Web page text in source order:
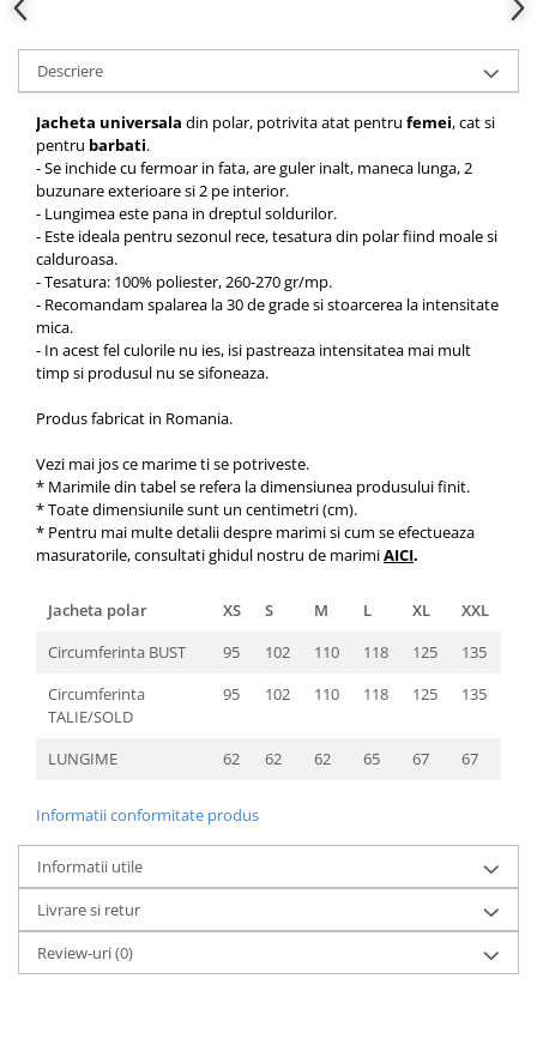
Descriere
Jacheta universala din polar, potrivita atat pentru femei, cat si
pentru barbati.
- Se inchide cu fermoar in fata, are guler inalt, maneca lunga, 2
buzunare exterioare si 2 pe interior.
- Lungimea este pana in dreptul soldurilor.
- Este ideala pentru sezonul rece, tesatura din polar fiind moale si
calduroasa.
- Tesatura: 100% poliester, 260-270 gr/mp.
- Recomandam spalarea la 30 de grade si stoarcerea la intensitate
mica.
- In acest fel culorile nu ies, isi pastreaza intensitatea mai mult
timp si produsul nu se sifoneaza.
Produs fabricat in Romania.
Vezi mai jos ce marime ti se potriveste.
* Marimile din tabel se refera la dimensiunea produsului finit.
* Toate dimensiunile sunt un centimetri (cm).
* Pentru mai multe detalii despre marimi si cum se efectueaza
masuratorile, consultati ghidul nostru de marimiAICI.
Jacheta polar XS S M L XL
XXL
Circumferinta BUST
95 102 110 118 125
135
Circumferinta
TALIE/SOLD
95 102 110 118 125 135
LUNGIME 62 62 62 65 67 67
Informatii conformitate produs
Informatii utile
Livrare si retur
Review-uri(0)